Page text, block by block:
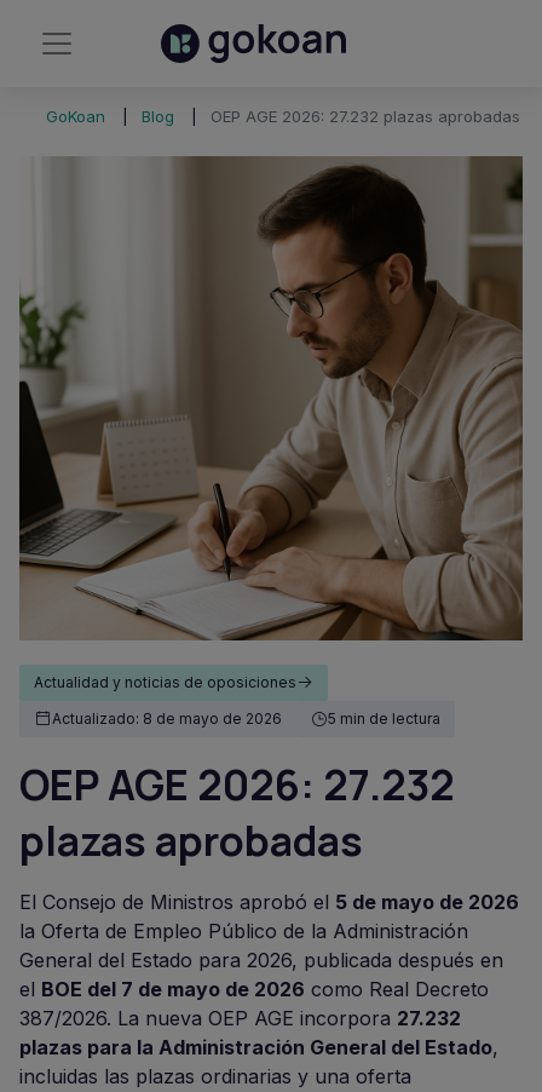
GoKoan Blog OEP AGE 2026: 27.232 plazas aprobadas
Actualidad y noticias de oposiciones
Actualizado: 8 de mayo de 2026
5 min de lectura
OEP AGE 2026: 27.232
plazas aprobadas
El Consejo de Ministros aprobó el 5 de mayo de 2026
la Oferta de Empleo Público de la Administración
General del Estado para 2026, publicada después en
el BOE del 7 de mayo de 2026 como Real Decreto
387/2026. La nueva OEP AGE incorpora 27.232
plazas para la Administración General del Estado,
incluidas las plazas ordinarias y una oferta